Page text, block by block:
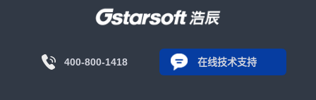
400-800-1418 在线技术支持